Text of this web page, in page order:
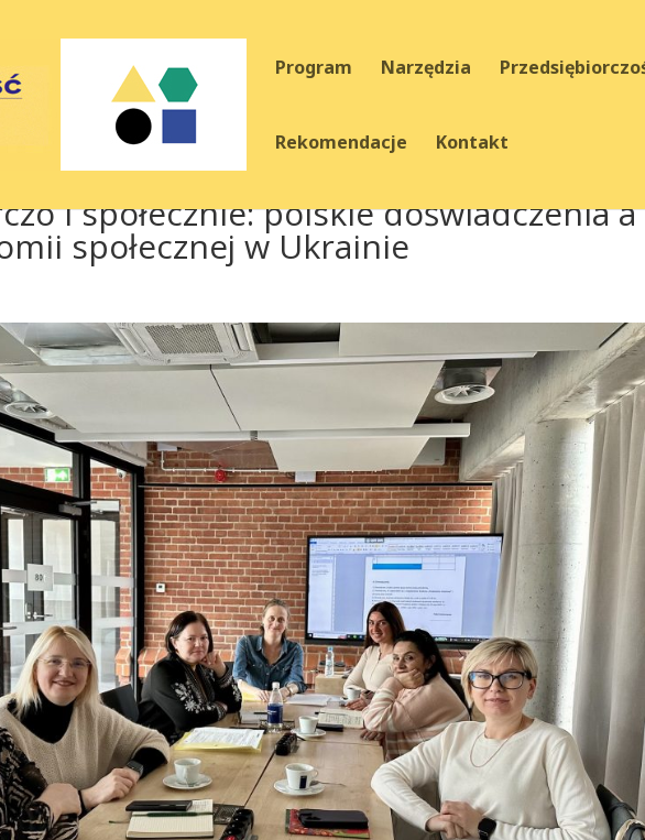
Program Narzędzia
Rekomendacje Kontakt
i społecznie: polskie doświadczenia a
społecznej w Ukrainie